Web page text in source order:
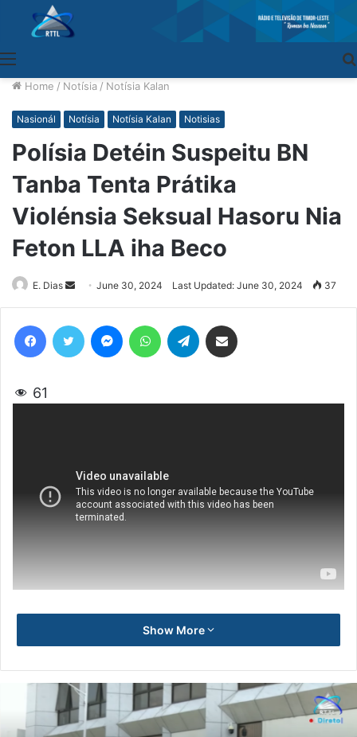
Home / Notísia / Notísia Kalan
Nasionál Notísia Notísia Kalan Notisias
Polísia Detéin Suspeitu BN
Tanba Tenta Prátika
Violénsia Seksual Hasoru Nia
Feton LLA iha Beco
E. Dias
Send
an
June 30, 2024 Last Updated: June 30, 2024 37
61
Show More